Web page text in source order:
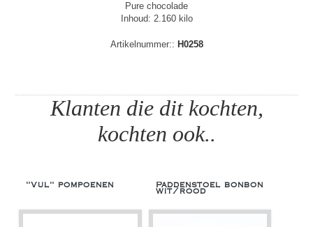
Pure chocolade
Inhoud: 2.160 kilo
Artikelnummer:: H0258
Klanten die dit kochten,
kochten ook..
"Vul" pompoenen
Paddenstoel bonbon
wit/rood